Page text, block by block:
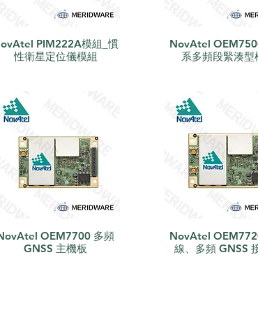
快速瀏覽
PIM222A模組_慣
性衛星定位儀模組
快速瀏覽
NovAtel
系多頻段緊湊型
快速瀏覽
OEM7700 多頻
GNSS 主機板
快速瀏覽
NovAtel
線、多頻 GNSS